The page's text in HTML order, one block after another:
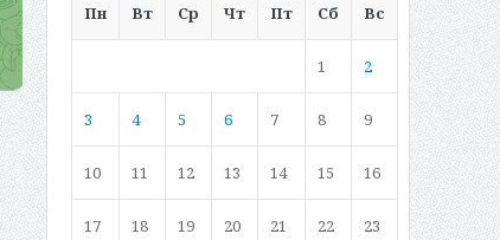
Пн
Вт Ср Чт Пт Сб Вс
1 2
3 4 5 6 7 8 9
10 11 12 13 14 15 16
17 18 19 20 21 22 23